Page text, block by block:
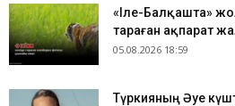
«Іле-Балқашта»
тараған ақпарат
05.08.2026 18:59
Түркияның Әуе